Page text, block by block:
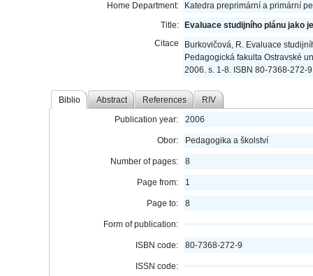
Home Department:
Katedra preprimární a primární
Title:
Evaluace studijního plánu jako
Citace
Burkovičová, R. Evaluace
Pedagogická fakulta Ostravské
2006. s. 1-8. ISBN 80-7368-272-
Biblio Abstract References RIV
Publication year: 2006
Obor: Pedagogika a školství
Number of pages: 8
Page from: 1
Page to: 8
Form of publication:
ISBN code: 80-7368-272-9
ISSN code: